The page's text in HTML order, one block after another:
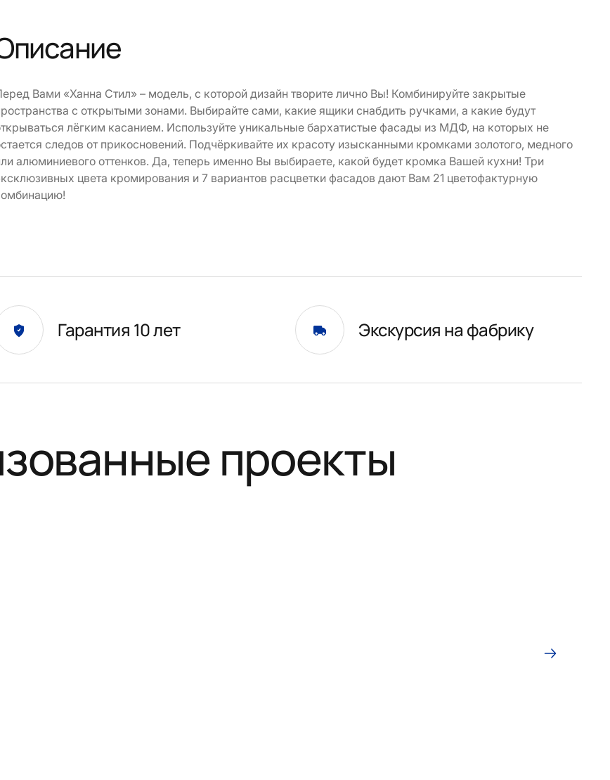
Вами «Ханна Стил» – модель, с которой дизайн творите лично Вы! Комбинируйте закрытые
с открытыми зонами. Выбирайте сами, какие ящики снабдить ручками, а какие будут
лёгким касанием. Используйте уникальные бархатистые фасады из МДФ, на которых не
следов от прикосновений. Подчёркивайте их красоту изысканными кромками золотого, медного
алюминиевого оттенков. Да, теперь именно Вы выбираете, какой будет кромка Вашей кухни! Три
цвета кромирования и 7 вариантов расцветки фасадов дают Вам 21 цветофактурную
Гарантия 10 лет Экскурсия на фабрику
проекты